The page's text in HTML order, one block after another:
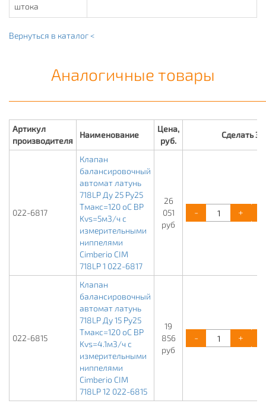
штока
Вернуться в каталог <
Аналогичные товары
Артикул
производителя
Наименование
Цена,
руб.
Сделать
022-6817
Клапан
балансировочный
автомат латунь
718LP Ду 25 Ру25
Тмакс=120 оС ВР
Kvs=5м3/ч с
измерительными
ниппелями
Cimberio CIM
718LP 1 022-6817
26
051
руб
- +
022-6815
Клапан
балансировочный
автомат латунь
718LP Ду 15 Ру25
Тмакс=120 оС ВР
Kvs=4.1м3/ч с
измерительными
ниппелями
Cimberio CIM
718LP 12 022-6815
19
856
руб
- +